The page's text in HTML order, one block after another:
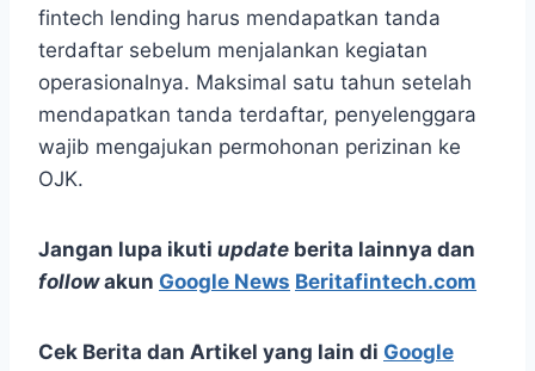
fintech lending harus mendapatkan tanda
terdaftar sebelum menjalankan kegiatan
operasionalnya. Maksimal satu tahun setelah
mendapatkan tanda terdaftar, penyelenggara
wajib mengajukan permohonan perizinan ke
OJK.
Jangan lupa ikuti update berita lainnya dan
followakun Google News Beritafintech.com
Cek Berita dan Artikel yang lain di Google